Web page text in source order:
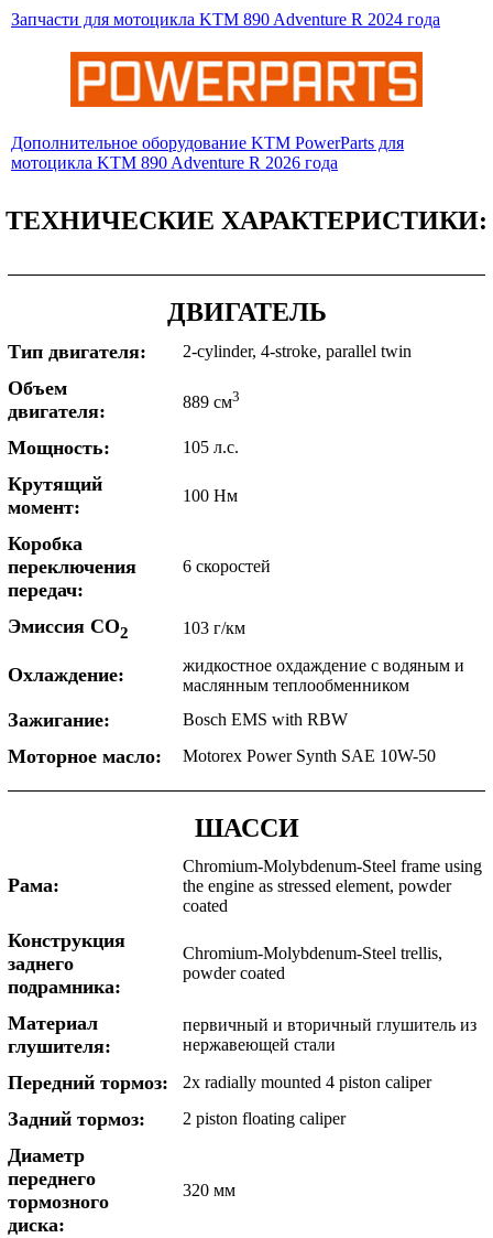
Запчасти для мотоцикла KTM 890 Adventure R 2024 года
Дополнительное оборудование KTM PowerParts для
мотоцикла KTM 890 Adventure R 2026 года
ТЕХНИЧЕСКИЕ ХАРАКТЕРИСТИКИ:
ДВИГАТЕЛЬ
Тип двигателя: 2-cylinder, 4-stroke, parallel twin
Объем
двигателя:
889 см3
Мощность: 105 л.с.
Крутящий
момент:
100 Нм
Коробка
переключения
передач:
6 скоростей
Эмиссия CO2 103 г/км
Охлаждение:
жидкостное охдаждение с водяным и
маслянным теплообменником
Зажигание: Bosch EMS with RBW
Моторное масло: Motorex Power Synth SAE 10W-50
ШАССИ
Рама:
Chromium-Molybdenum-Steel frame using
the engine as stressed element, powder
coated
Конструкция
заднего
подрамника:
Chromium-Molybdenum-Steel trellis,
powder coated
Материал
глушителя:
первичный и вторичный глушитель из
нержавеющей стали
Передний тормоз: 2x radially mounted 4 piston caliper
Задний тормоз: 2 piston floating caliper
Диаметр
переднего
тормозного
диска:
320 мм